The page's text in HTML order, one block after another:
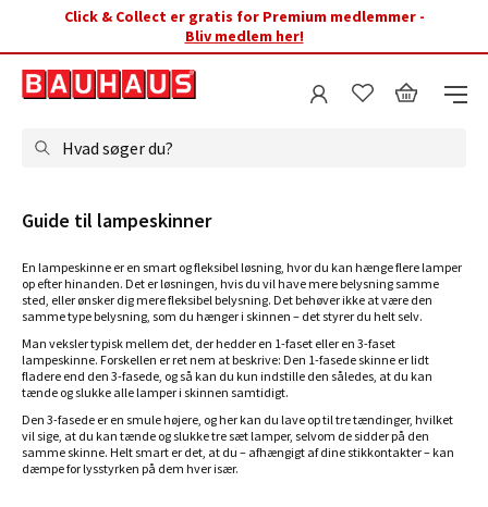
Click & Collect er gratis for Premium medlemmer -
Bliv medlem her!
Hvad søger du?
Guide til lampeskinner
En lampeskinne er en smart og fleksibel løsning, hvor du kan hænge flere lamper
op efter hinanden. Det er løsningen, hvis du vil have mere belysning samme
sted, eller ønsker dig mere fleksibel belysning. Det behøver ikke at være den
samme type belysning, som du hænger i skinnen – det styrer du helt selv.
Man veksler typisk mellem det, der hedder en 1-faset eller en 3-faset
lampeskinne. Forskellen er ret nem at beskrive: Den 1-fasede skinne er lidt
fladere end den 3-fasede, og så kan du kun indstille den således, at du kan
tænde og slukke alle lamper i skinnen samtidigt.
Den 3-fasede er en smule højere, og her kan du lave op til tre tændinger, hvilket
vil sige, at du kan tænde og slukke tre sæt lamper, selvom de sidder på den
samme skinne. Helt smart er det, at du – afhængigt af dine stikkontakter – kan
dæmpe for lysstyrken på dem hver især.